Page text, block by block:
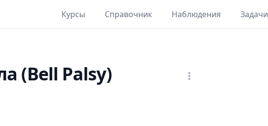
Курсы Справочник Наблюдения Задачи
(Bell Palsy)